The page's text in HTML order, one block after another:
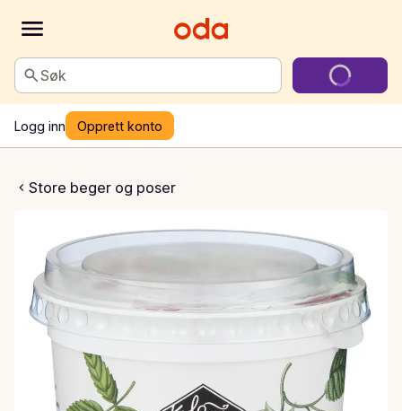
Søk
Logg inn Opprett konto
Store beger og poser